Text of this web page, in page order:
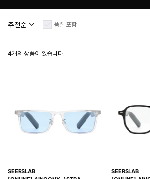
품절 포함
4개의 상품이 있습니다.
SEERSLAB
SEERSLAB